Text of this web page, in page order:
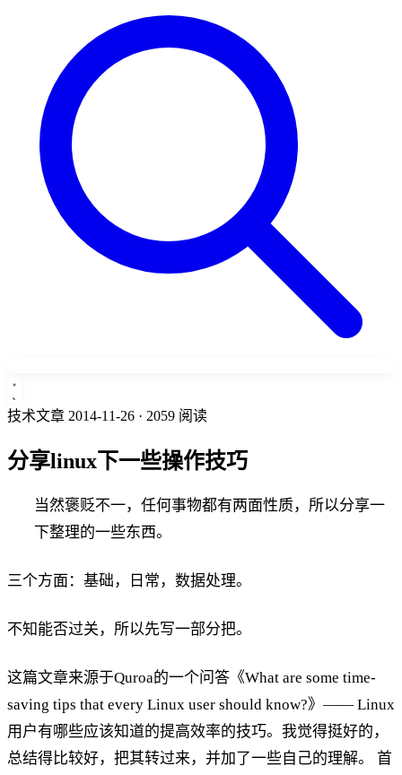
技术文章 2014-11-26 · 2059 阅读
分享linux下一些操作技巧
当然褒贬不一，任何事物都有两面性质，所以分享一
下整理的一些东西。
三个方面：基础，日常，数据处理。
不知能否过关，所以先写一部分把。
这篇文章来源于Quroa的一个问答《What are some time-
saving tips that every Linux user should know?》—— Linux
用户有哪些应该知道的提高效率的技巧。我觉得挺好的，
总结得比较好，把其转过来，并加了一些自己的理解。 首